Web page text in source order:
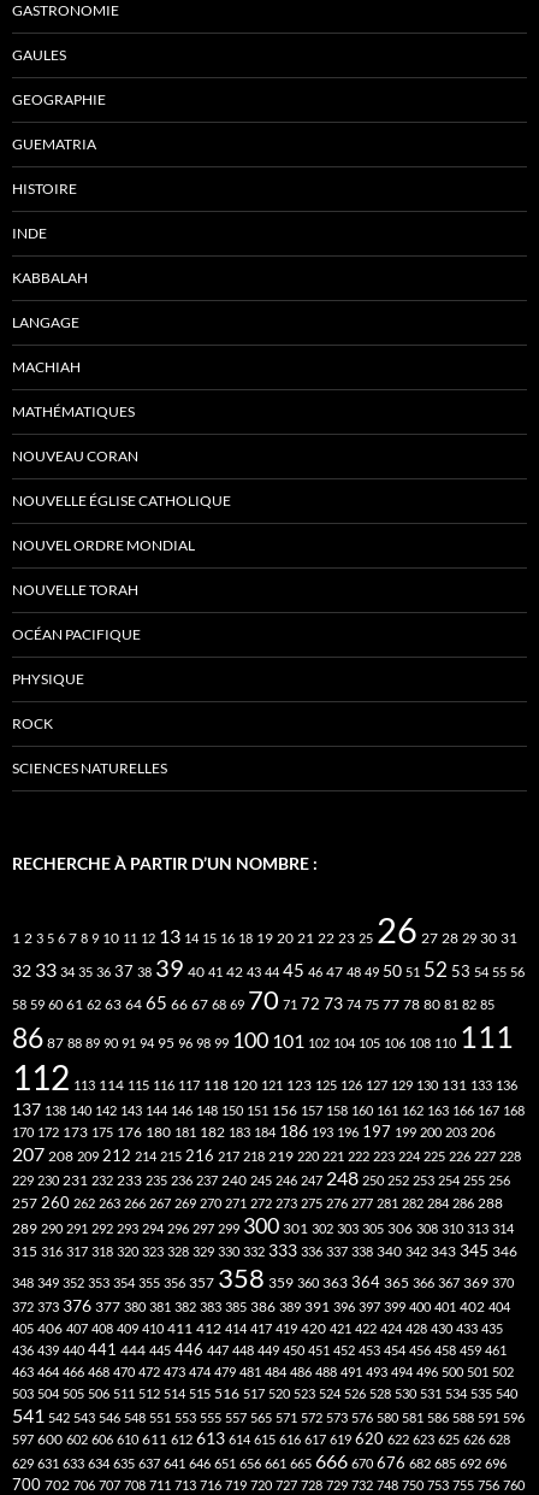
GASTRONOMIE
GAULES
GEOGRAPHIE
GUEMATRIA
HISTOIRE
INDE
KABBALAH
LANGAGE
MACHIAH
MATHÉMATIQUES
NOUVEAU CORAN
NOUVELLE ÉGLISE CATHOLIQUE
NOUVEL ORDRE MONDIAL
NOUVELLE TORAH
OCÉAN PACIFIQUE
PHYSIQUE
ROCK
SCIENCES NATURELLES
RECHERCHE À PARTIR D’UN NOMBRE :
1 2 3 5 6 7 8 9 10 11 12 13 14 15 16 18 19 20 21 22 23 25 26 27 28 29 30 31
32 33 34 35 36 37 38 39 40 41 42 43 44 45 46 47 48 49 50 51 52 53 54 55 56
58 59 60 61 62 63 64 65 66 67 68 69 70 71 72 73 74 75 77 78 80 81 82 85
86 87 88 89 90 91 94 95 96 98 99 100 101 102 104 105 106 108 110 111
112 113 114 115 116 117 118 120 121 123 125 126 127 129 130 131 133 136
137 138 140 142 143 144 146 148 150 151 156 157 158 160 161 162 163 166 167 168
170 172 173 175 176 180 181 182 183 184 186 193 196 197 199 200 203 206
207 208 209 212 214 215 216 217 218 219 220 221 222 223 224 225 226 227 228
229 230 231 232 233 235 236 237 240 245 246 247 248 250 252 253 254 255 256
257 260 262 263 266 267 269 270 271 272 273 275 276 277 281 282 284 286 288
289 290 291 292 293 294 296 297 299 300 301 302 303 305 306 308 310 313 314
315 316 317 318 320 323 328 329 330 332 333 336 337 338 340 342 343 345 346
348 349 352 353 354 355 356 357 358 359 360 363 364 365 366 367 369 370
372 373 376 377 380 381 382 383 385 386 389 391 396 397 399 400 401 402 404
405 406 407 408 409 410 411 412 414 417 419 420 421 422 424 428 430 433 435
436 439 440 441 444 445 446 447 448 449 450 451 452 453 454 456 458 459 461
463 464 466 468 470 472 473 474 479 481 484 486 488 491 493 494 496 500 501 502
503 504 505 506 511 512 514 515 516 517 520 523 524 526 528 530 531 534 535 540
541 542 543 546 548 551 553 555 557 565 571 572 573 576 580 581 586 588 591 596
597 600 602 606 610 611 612 613 614 615 616 617 619 620 622 623 625 626 628
629 631 633 634 635 637 641 646 651 656 661 665 666 670 676 682 685 692 696
700 702 706 707 708 711 713 716 719 720 727 728 729 732 748 750 753 755 756 760